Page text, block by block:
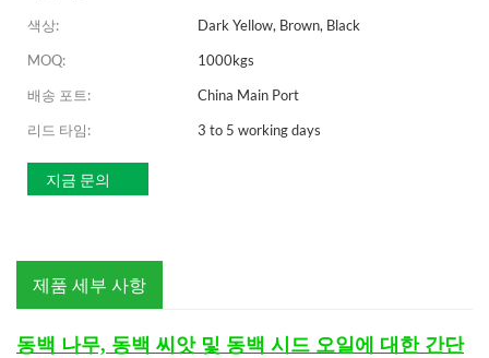
색상:
Dark Yellow, Brown, Black
MOQ:
1000kgs
배송 포트:
China Main Port
리드 타임:
3 to 5 working days
지금 문의
제품 세부 사항
동백 나무, 동백 씨앗 및 동백 시드 오일에 대한 간단